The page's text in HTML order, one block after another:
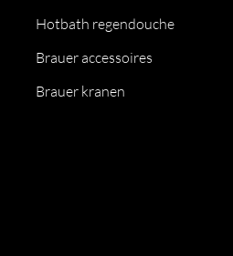
Hotbath regendouche
Brauer accessoires
Brauer kranen